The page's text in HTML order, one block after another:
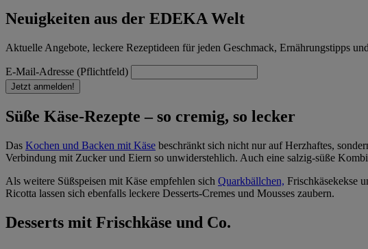
Neuigkeiten aus der EDEKA Welt
Aktuelle Angebote, leckere Rezeptideen für jeden Geschmack, Ernährungstipps
E-Mail-Adresse (Pflichtfeld)
Jetzt anmelden!
Süße Käse-Rezepte – so cremig, so lecker
Das Kochen und Backen mit Käse beschränkt sich nicht nur auf Herzhaftes,
Verbindung mit Zucker und Eiern so unwiderstehlich. Auch eine salzig-süße
Als weitere Süßspeisen mit Käse empfehlen sich Quarkbällchen, Frischkäsekekse
Ricotta lassen sich ebenfalls leckere Desserts-Cremes und Mousses zaubern.
Desserts mit Frischkäse und Co.